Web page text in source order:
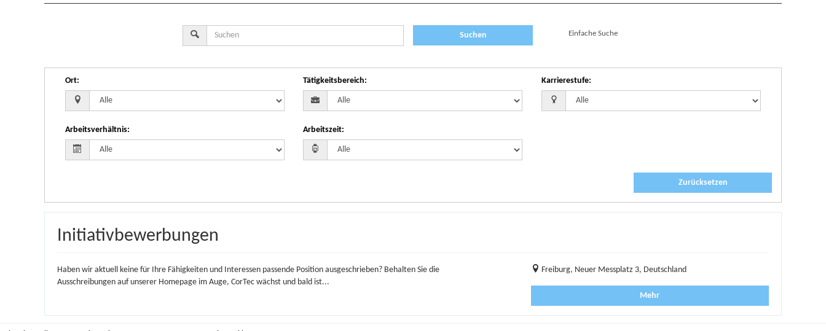
Suchen Einfache Suche
Ort: Tätigkeitsbereich: Karrierestufe:
Arbeitsverhältnis: Arbeitszeit:
Zurücksetzen
Initiativbewerbungen
Haben wir aktuell keine für Ihre Fähigkeiten und Interessen passende Position ausgeschrieben? Behalten Sie die
Ausschreibungen auf unserer Homepage im Auge, CorTec wächst und bald ist...
Freiburg, Neuer Messplatz 3, Deutschland
Mehr